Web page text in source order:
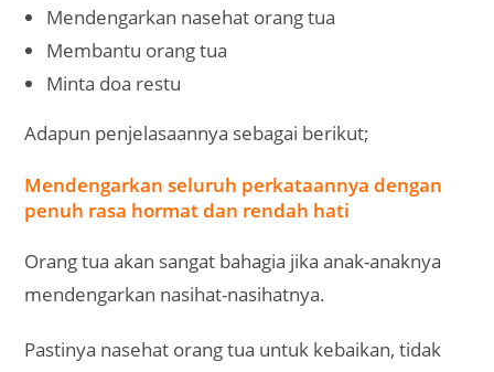
Mendengarkan nasehat orang tua
Membantu orang tua
Minta doa restu
Adapun penjelasaannya sebagai berikut;
Mendengarkan seluruh perkataannya dengan
penuh rasa hormat dan rendah hati
Orang tua akan sangat bahagia jika anak-anaknya
mendengarkan nasihat-nasihatnya.
Pastinya nasehat orang tua untuk kebaikan, tidak